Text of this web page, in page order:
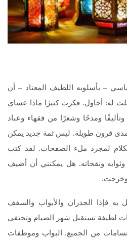
– بأسلوبه اللطيف المعتاد – أن
له: أحاول. فكرت كثيرًا ماذا عساي
ومدحًا وشعرًا من فقهاء وعباد
قرون طويلة. ليس ثمة جديد يمكن
لمجرد ملء الصفحات. لقد كتب
وثوابه ونفحاته. هل يمكنني أن أضيف
وخرجت.
فإذا الجدران والأبواب والسقف
لطيفة تستقبل شهر الصيام وتحتفي
من الجميع. البواب وموظفات